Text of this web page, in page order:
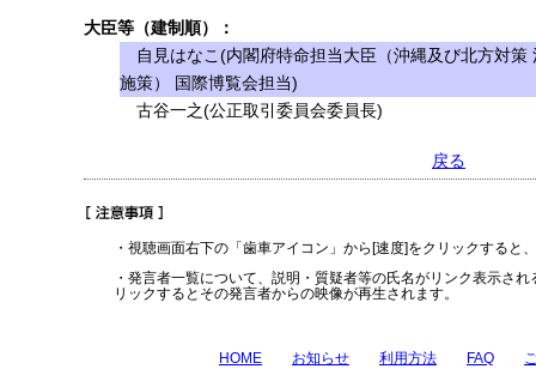
大臣等（建制順）：
自見はなこ(内閣府特命担当大臣（沖縄及び北方対策
施策） 国際博覧会担当)
古谷一之(公正取引委員会委員長)
戻る
・視聴画面右下の「歯車アイコン」から[速度]をクリックすると
・発言者一覧について、説明・質疑者等の氏名がリンク表示さ
リックするとその発言者からの映像が再生されます。
HOME お知らせ 利用方法 FAQ